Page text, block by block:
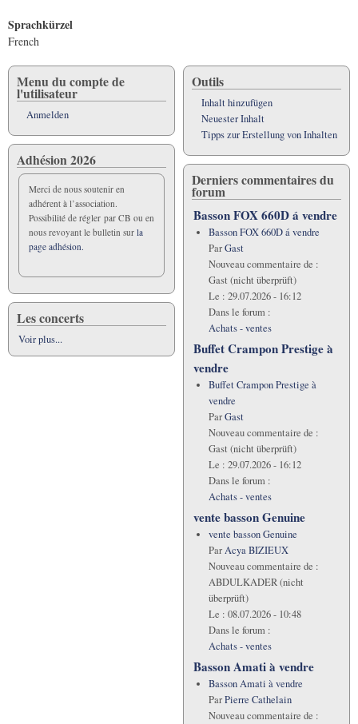
Sprachkürzel
French
Menu du compte de
l'utilisateur
Anmelden
Adhésion 2026
Merci de nous soutenir en
adhérent à l’association.
Possibilité de régler par CB ou en
nous revoyant le bulletin sur la
page adhésion.
Les concerts
Voir plus...
Outils
Inhalt hinzufügen
Neuester Inhalt
Tipps zur Erstellung von Inhalten
Derniers commentaires du
forum
Basson FOX 660D á vendre
Basson FOX 660D á vendre
ParGast
Nouveau commentaire de :
Gast (nicht überprüft)
Le : 29.07.2026 - 16:12
Dans le forum :
Achats - ventes
Buffet Crampon Prestige à
vendre
Buffet Crampon Prestige à
vendre
ParGast
Nouveau commentaire de :
Gast (nicht überprüft)
Le : 29.07.2026 - 16:12
Dans le forum :
Achats - ventes
vente basson Genuine
vente basson Genuine
ParAcya BIZIEUX
Nouveau commentaire de :
ABDULKADER (nicht
überprüft)
Le : 08.07.2026 - 10:48
Dans le forum :
Achats - ventes
Basson Amati à vendre
Basson Amati à vendre
ParPierre Cathelain
Nouveau commentaire de :